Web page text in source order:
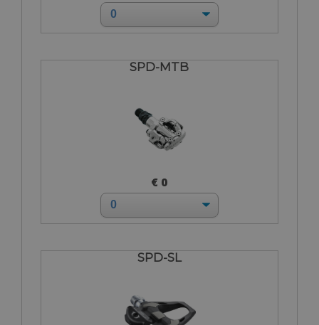
SPD-MTB
€ 0
SPD-SL